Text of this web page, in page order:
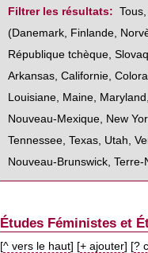
Filtrer les résultats: Tous,
(Danemark, Finlande,
République tchèque,
Arkansas,Californie,
Louisiane, Maine, Maryland ,
Nouveau-Mexique, New
Tennessee,Texas, Utah,
Nouveau-Brunswick,Terre-
Études Féministes et
[^ vers le haut] [+ ajouter] [?